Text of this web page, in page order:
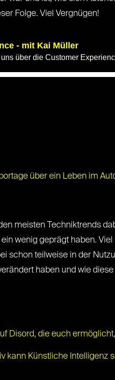
Folge. Viel Vergnügen!
über ein Leben im
meisten Techniktrends
wenig geprägt haben.
schon teilweise in der
haben und wie
Disord, die euch
kann Künstliche Intelligenz